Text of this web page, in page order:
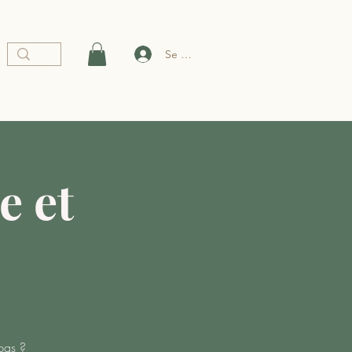
Se connecter
et
?